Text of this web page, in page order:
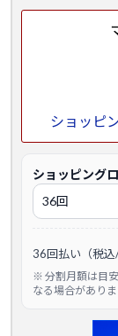
ショッピ
ショッピング
36回払い（税込/
※ 分割月額は目
なる場合がありま